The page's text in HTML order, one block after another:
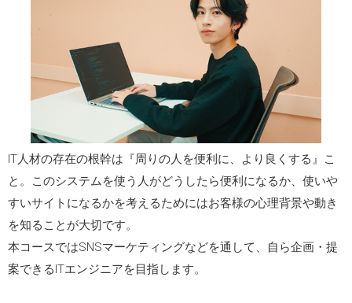
IT人材の存在の根幹は『周りの人を便利に、より良くする』こ
と。このシステムを使う人がどうしたら便利になるか、使いや
すいサイトになるかを考えるためにはお客様の心理背景や動き
を知ることが大切です。
本コースではSNSマーケティングなどを通して、自ら企画・提
案できるITエンジニアを目指します。